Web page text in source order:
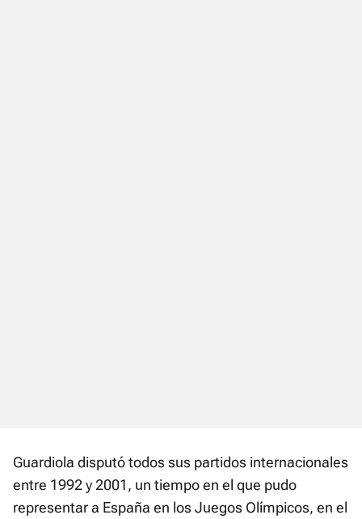
Guardiola disputó todos sus partidos internacionales
entre 1992 y 2001, un tiempo en el que pudo
representar a España en los Juegos Olímpicos, en el